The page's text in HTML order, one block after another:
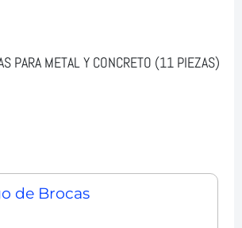
PARA METAL Y CONCRETO (11 PIEZAS)
de Brocas